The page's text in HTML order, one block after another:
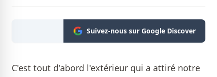
Suivez-nous sur Google Discover
C'est tout d'abord l'extérieur qui a attiré notre